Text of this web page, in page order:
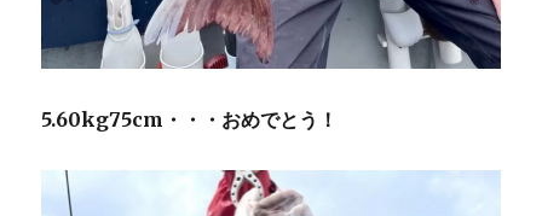
5.60kg75cm・・・おめでとう！